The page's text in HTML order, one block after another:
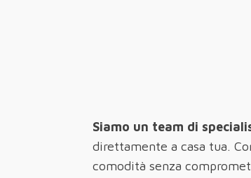
Siamo un team di
direttamente a casa tua.
comodità senza